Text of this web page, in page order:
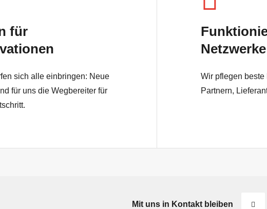
für
sich alle einbringen: Neue
für uns die Wegbereiter für
Netzwerke
Wir pflegen
Partnern,
Mit uns in Kontakt bleiben